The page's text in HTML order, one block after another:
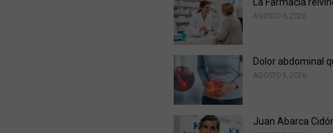
AGOSTO 6, 2026
Dolor abdominal
AGOSTO 5, 2026
Juan Abarca